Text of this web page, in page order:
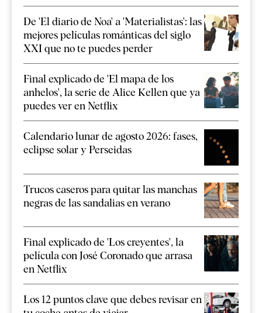
De 'El diario de Noa' a 'Materialistas': las
mejores películas románticas del siglo
XXI que no te puedes perder
Final explicado de 'El mapa de los
anhelos', la serie de Alice Kellen que ya
puedes ver en Netflix
Calendario lunar de agosto 2026: fases,
eclipse solar y Perseidas
Trucos caseros para quitar las manchas
negras de las sandalias en verano
Final explicado de 'Los creyentes', la
película con José Coronado que arrasa
en Netflix
Los 12 puntos clave que debes revisar en